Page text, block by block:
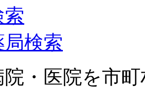
索
検索
・医院を市